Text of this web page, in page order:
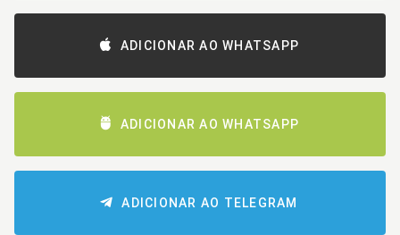
ADICIONAR AO WHATSAPP
ADICIONAR AO WHATSAPP
ADICIONAR AO TELEGRAM